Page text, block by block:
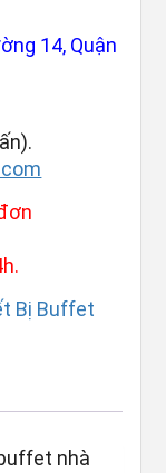
14, Quận
Bị Buffet
nhà